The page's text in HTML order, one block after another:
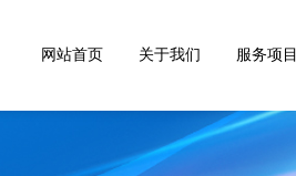
网站首页 关于我们 服务项目